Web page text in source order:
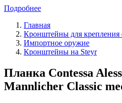
Подробнее
Главная
Кронштейны для крепления
Импортное оружие
Кронштейны на Steyr
Планка Contessa
Mannlicher Classic